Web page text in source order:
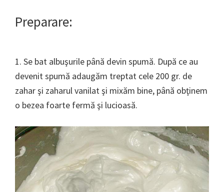
Preparare:
1. Se bat albuşurile până devin spumă. După ce au
devenit spumă adaugăm treptat cele 200 gr. de
zahar şi zaharul vanilat şi mixăm bine, până obţinem
o bezea foarte fermă şi lucioasă.